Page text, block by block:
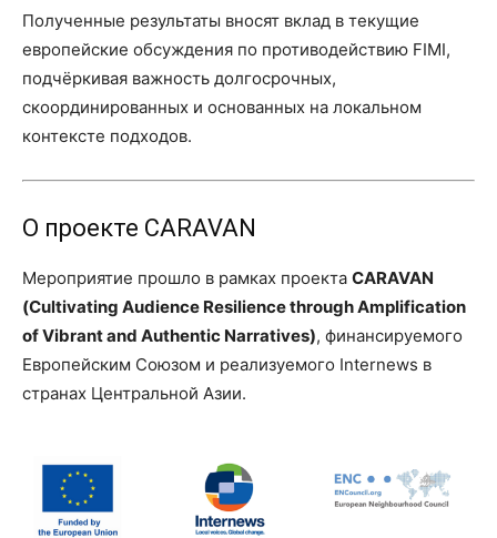
Полученные результаты вносят вклад в текущие
европейские обсуждения по противодействию FIMI,
подчёркивая важность долгосрочных,
скоординированных и основанных на локальном
контексте подходов.
О проекте CARAVAN
Мероприятие прошло в рамках проекта CARAVAN
(Cultivating Audience Resilience through Amplification
of Vibrant and Authentic Narratives), финансируемого
Европейским Союзом и реализуемого Internews в
странах Центральной Азии.